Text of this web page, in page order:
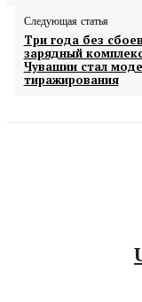
Следующая статья
Три года без
зарядный комплекс
Чувашии стал
тиражирования